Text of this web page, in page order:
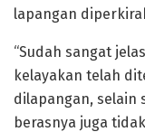
lapangan
“Sudah sangat
kelayakan telah
dilapangan, selain
berasnya juga